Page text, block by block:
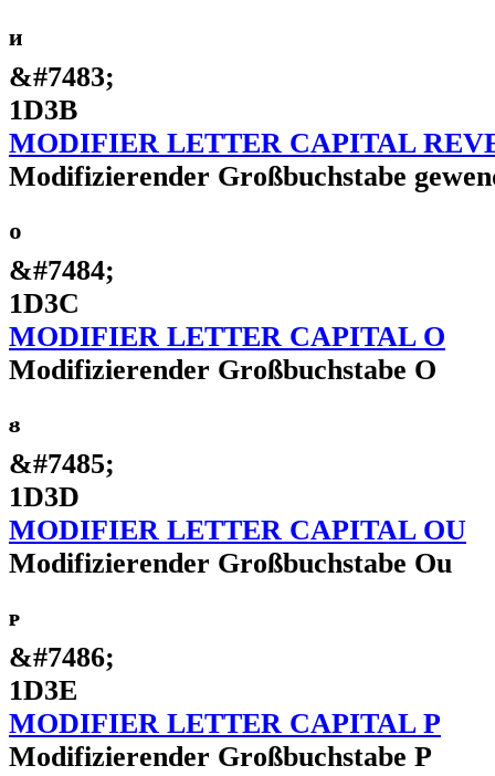
ᴻ
&#7483;
1D3B
MODIFIER LETTER CAPITAL
Modifizierender Großbuchstabe
ᴼ
&#7484;
1D3C
MODIFIER LETTER CAPITAL O
Modifizierender Großbuchstabe O
ᴽ
&#7485;
1D3D
MODIFIER LETTER CAPITAL OU
Modifizierender Großbuchstabe Ou
ᴾ
&#7486;
1D3E
MODIFIER LETTER CAPITAL P
Modifizierender Großbuchstabe P